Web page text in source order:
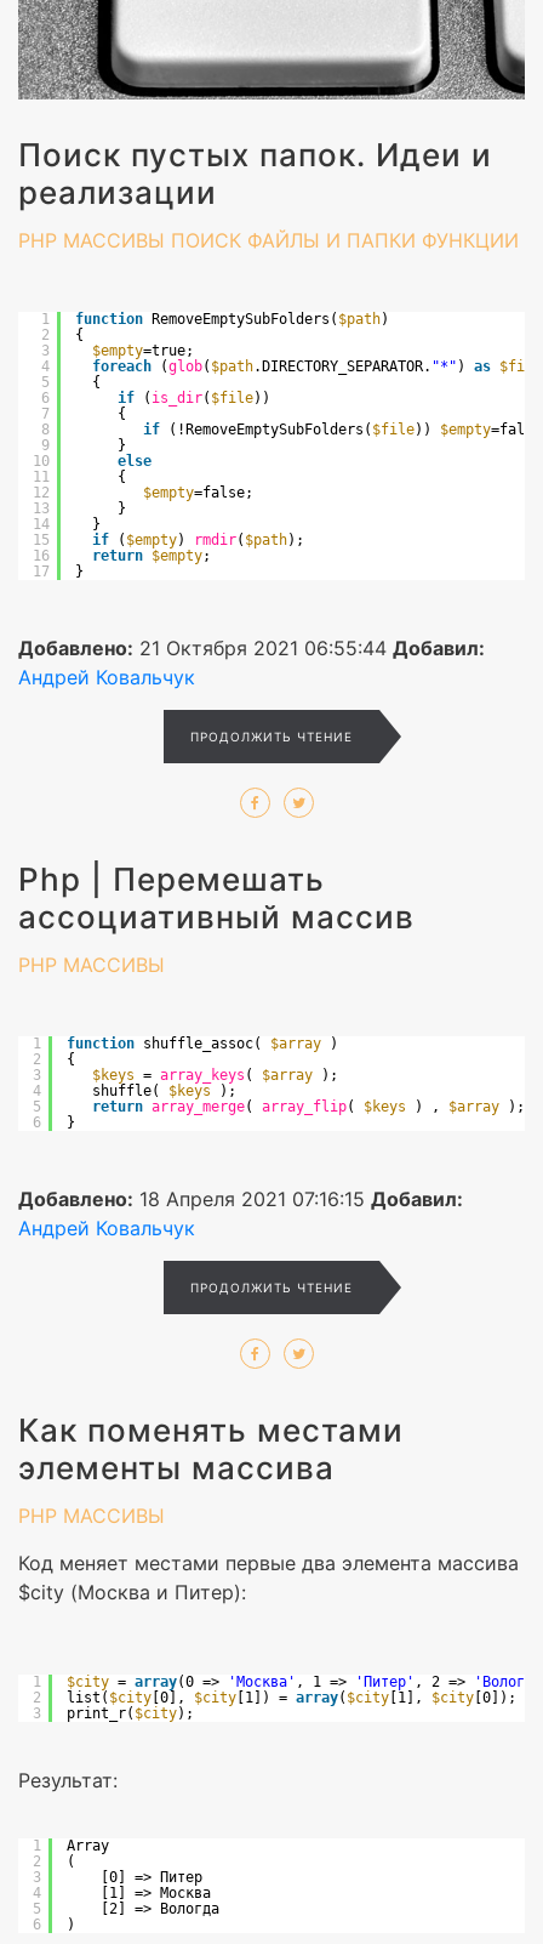
Поиск пустых папок. Идеи и
реализации
PHP МАССИВЫ ПОИСК ФАЙЛЫ И ПАПКИ ФУНКЦИИ
1
2
3
4
5
6
7
8
9
10
11
12
13
14
15
16
17
function RemoveEmptySubFolders( $path)
{
$empty=true;
foreach
(glob( $path.DIRECTORY_SEPARATOR. "*" ) as $file
{
if
( is_dir( $file))
{
if
(!RemoveEmptySubFolders( $file)) $empty
}
else
{
$empty=false;
}
}
if
( $empty) rmdir( $path);
return $empty;
}
Добавлено: 21 Октября 2021 06:55:44 Добавил:
Андрей Ковальчук
ПРОДОЛЖИТЬ ЧТЕНИЕ
Php | Перемешать
ассоциативный массив
PHP МАССИВЫ
1
2
3
4
5
6
function shuffle_assoc( $array
)
{
$keys = array_keys ( $array
);
shuffle( $keys
);
return array_merge( array_flip( $keys ) , $array
);
}
Добавлено: 18 Апреля 2021 07:16:15 Добавил:
Андрей Ковальчук
ПРОДОЛЖИТЬ ЧТЕНИЕ
Как поменять местами
элементы массива
PHP МАССИВЫ
Код меняет местами первые два элемента массива
$city (Москва и Питер):
1
2
3
$city = array(0 => 'Москва' , 1 => 'Питер' , 2 =>
list( $city [0], $city [1]) = array( $city [1], $city [0]);
print_r( $city);
Результат:
1
2
3
4
5
6
Array
(
[0] => Питер
[1] => Москва
[2] => Вологда
)